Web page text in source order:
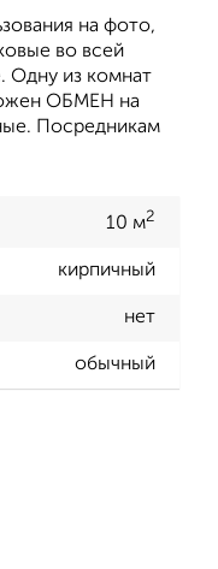
на фото,
во всей
Одну из комнат
ОБМЕН на
Посредникам
10 м2
кирпичный
нет
обычный